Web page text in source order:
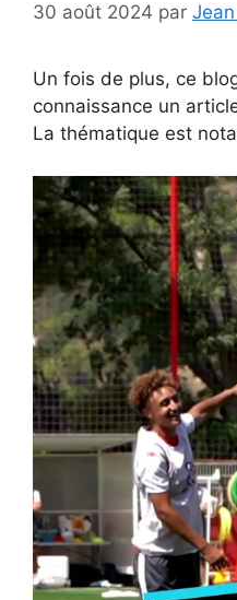
30 août 2024 par Jean
Un fois de plus, ce
connaissance un
La thématique est